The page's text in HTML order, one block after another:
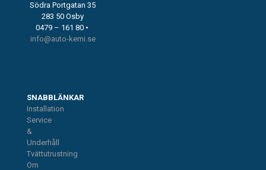
Södra Portgatan 35
283 50 Osby
0479 – 161 80 •
info@auto-kemi.se
SNABBLÄNKAR
Installation
Service
&
Underhåll
Tvättutrustning
Om